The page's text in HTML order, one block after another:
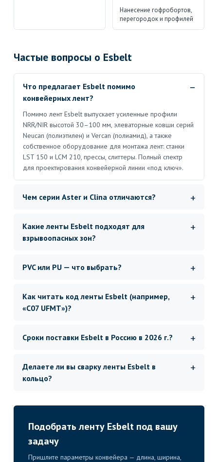
Нанесение гофробортов,
перегородок и профилей
Частые вопросы о Esbelt
Что предлагает Esbelt помимо
конвейерных лент?
Помимо лент Esbelt выпускает усиленные профили
NRR/NIR высотой 30–100 мм, элеваторные ковши серий
Neucan (полиэтилен) и Vercan (полиамид), а также
собственное оборудование для монтажа лент: станки
LST 150 и LCM 210, прессы, слиттеры. Полный спектр
для проектирования конвейерной линии «под ключ».
Чем серии Aster и Clina отличаются?
Какие ленты Esbelt подходят для
взрывоопасных зон?
PVC или PU — что выбрать?
Как читать код ленты Esbelt (например,
«C07 UFMT»)?
Сроки поставки Esbelt в Россию в 2026 г.?
Делаете ли вы сварку ленты Esbelt в
кольцо?
Подобрать ленту Esbelt под вашу
задачу
Пришлите параметры конвейера — длина, ширина,